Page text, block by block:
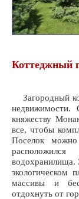
Коттеджный
Загородный
недвижимости.
княжеству
все, чтобы
Поселок
водохранилища.
экологическом
массивы и
отдохнуть от